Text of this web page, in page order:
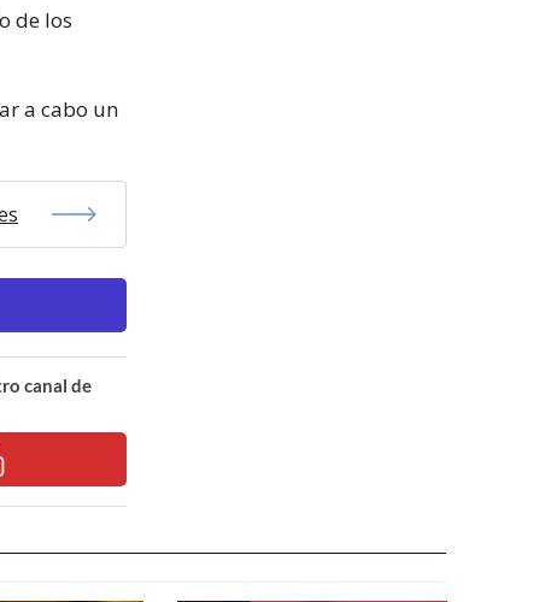
de los
a cabo un
canal de